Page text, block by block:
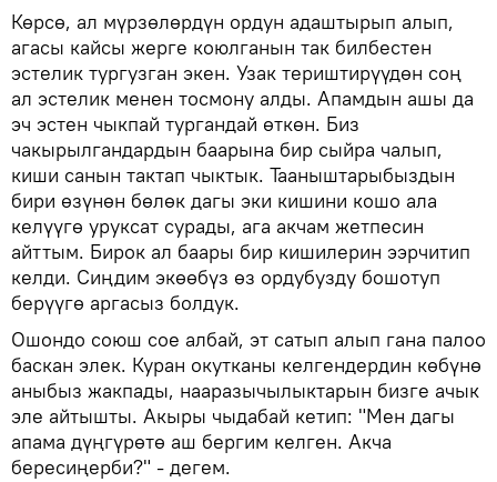
Көрсө, ал мүрзөлөрдүн ордун адаштырып алып,
агасы кайсы жерге коюлганын так билбестен
эстелик тургузган экен. Узак териштирүүдөн соң
ал эстелик менен тосмону алды. Апамдын ашы да
эч эстен чыкпай тургандай өткөн. Биз
чакырылгандардын баарына бир сыйра чалып,
киши санын тактап чыктык. Тааныштарыбыздын
бири өзүнөн бөлөк дагы эки кишини кошо ала
келүүгө уруксат сурады, ага акчам жетпесин
айттым. Бирок ал баары бир кишилерин ээрчитип
келди. Сиңдим экөөбүз өз ордубузду бошотуп
берүүгө аргасыз болдук.
Ошондо союш сое албай, эт сатып алып гана палоо
баскан элек. Куран окутканы келгендердин көбүнө
аныбыз жакпады, нааразычылыктарын бизге ачык
эле айтышты. Акыры чыдабай кетип: "Мен дагы
апама дүңгүрөтө аш бергим келген. Акча
бересиңерби?" - дегем.